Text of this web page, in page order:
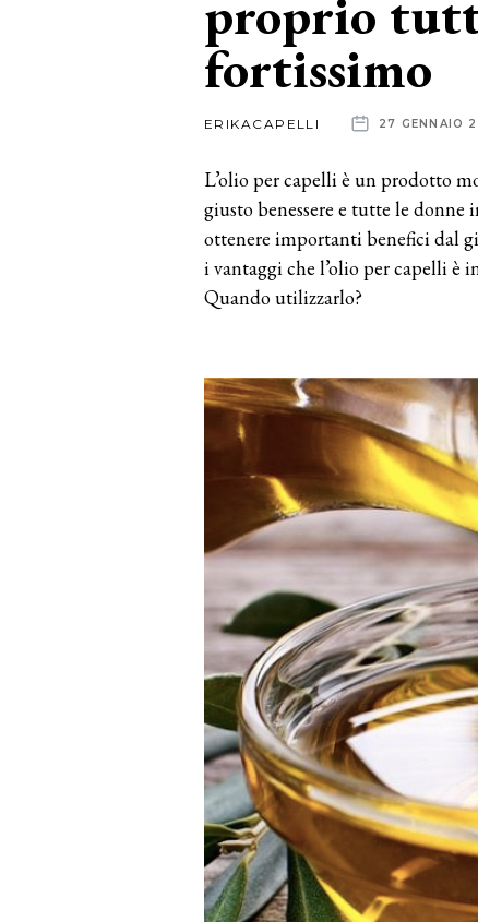
proprio
fortissimo
ERIKACAPELLI 27 GENNAIO
L’olio per capelli è un prodotto
giusto benessere e tutte le
ottenere importanti benefici dal
i vantaggi che l’olio per capelli è
Quando utilizzarlo?